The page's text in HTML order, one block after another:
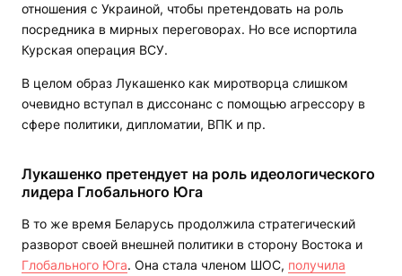
отношения с Украиной, чтобы претендовать на роль
посредника в мирных переговорах. Но все испортила
Курская операция ВСУ.
В целом образ Лукашенко как миротворца слишком
очевидно вступал в диссонанс с помощью агрессору в
сфере политики, дипломатии, ВПК и пр.
Лукашенко претендует на роль идеологического
лидера Глобального Юга
В то же время Беларусь продолжила стратегический
разворот своей внешней политики в сторону Востока и
Глобального Юга. Она стала членом ШОС, получила